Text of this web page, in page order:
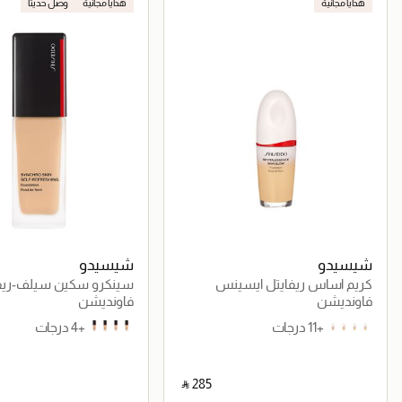
هدايا مجانية
شيسيدو
كريم اساس ريفايتل ايسينس
سكين جلو
فاونديشن
210 Brich
220 Linen
230 Alder
240 Quartz +11 درجات
‎ ⃁ ⁦285⁩ ‎
هدايا مجانية وصل حديثاً
شيسيدو
سينكرو سكين سيلف-
فاونديشن
210 Birch
220 Linen
230 Alder
310 Silk +4 درجات